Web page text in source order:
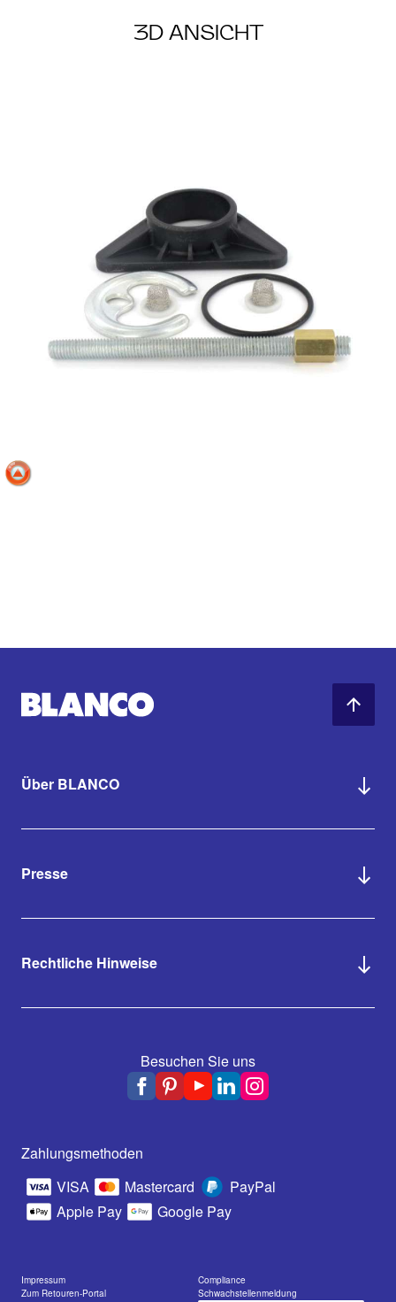
3D ANSICHT
Über BLANCO
Presse
Rechtliche Hinweise
Besuchen Sie uns
Zahlungsmethoden
VISA
Mastercard
PayPal
Apple Pay
Google Pay
Impressum
Compliance
Zum Retouren-Portal
Schwachstellenmeldung